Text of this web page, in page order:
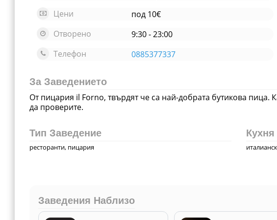
Цени
под 10€
Отворено
9:30 - 23:00
Телефон
0885377337
За Заведението
От пицария il Forno, твърдят че са най-добрата бутикова
да проверите.
Тип Заведение
ресторанти, пицария
Кухня
Заведения Наблизо